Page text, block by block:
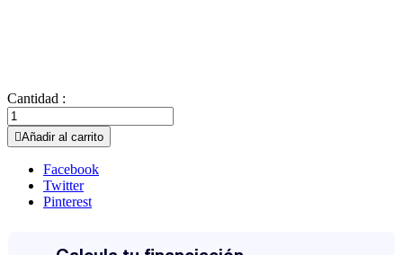
Cantidad :
Añadir al carrito
Facebook
Twitter
Pinterest